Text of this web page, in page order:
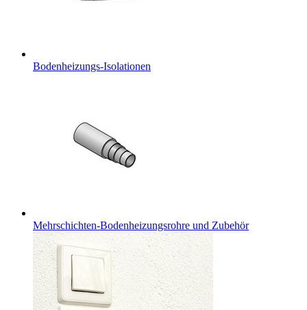
Bodenheizungs-Isolationen
Mehrschichten-Bodenheizungsrohre und Zubehör